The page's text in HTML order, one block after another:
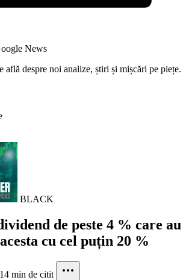
News
despre noi analize, știri și mișcări pe piețe.
BLACK
de peste 4 % care au
cu cel puțin 20 %
14 min de citit